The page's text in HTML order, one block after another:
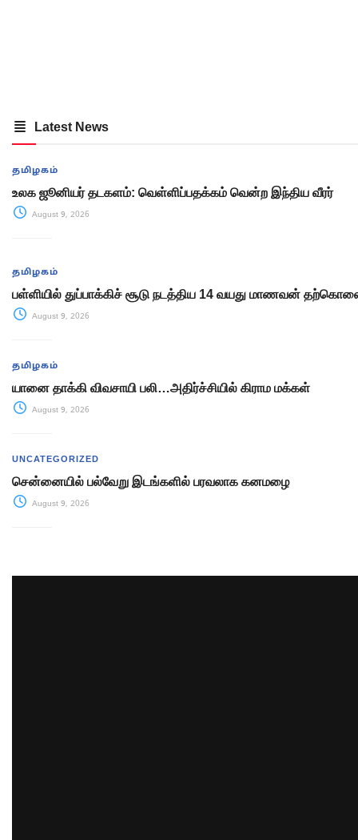
Latest News
தமிழகம்
உலக ஜூனியர் தடகளம்: வெள்ளிப்பதக்கம் வென்ற இந்திய வீரர்
August 9, 2026
தமிழகம்
பள்ளியில் துப்பாக்கிச் சூடு நடத்திய 14 வயது மாணவன்
August 9, 2026
தமிழகம்
யானை தாக்கி விவசாயி பலி…அதிர்ச்சியில் கிராம மக்கள்
August 9, 2026
UNCATEGORIZED
சென்னையில் பல்வேறு இடங்களில் பரவலாக கனமழை
August 9, 2026